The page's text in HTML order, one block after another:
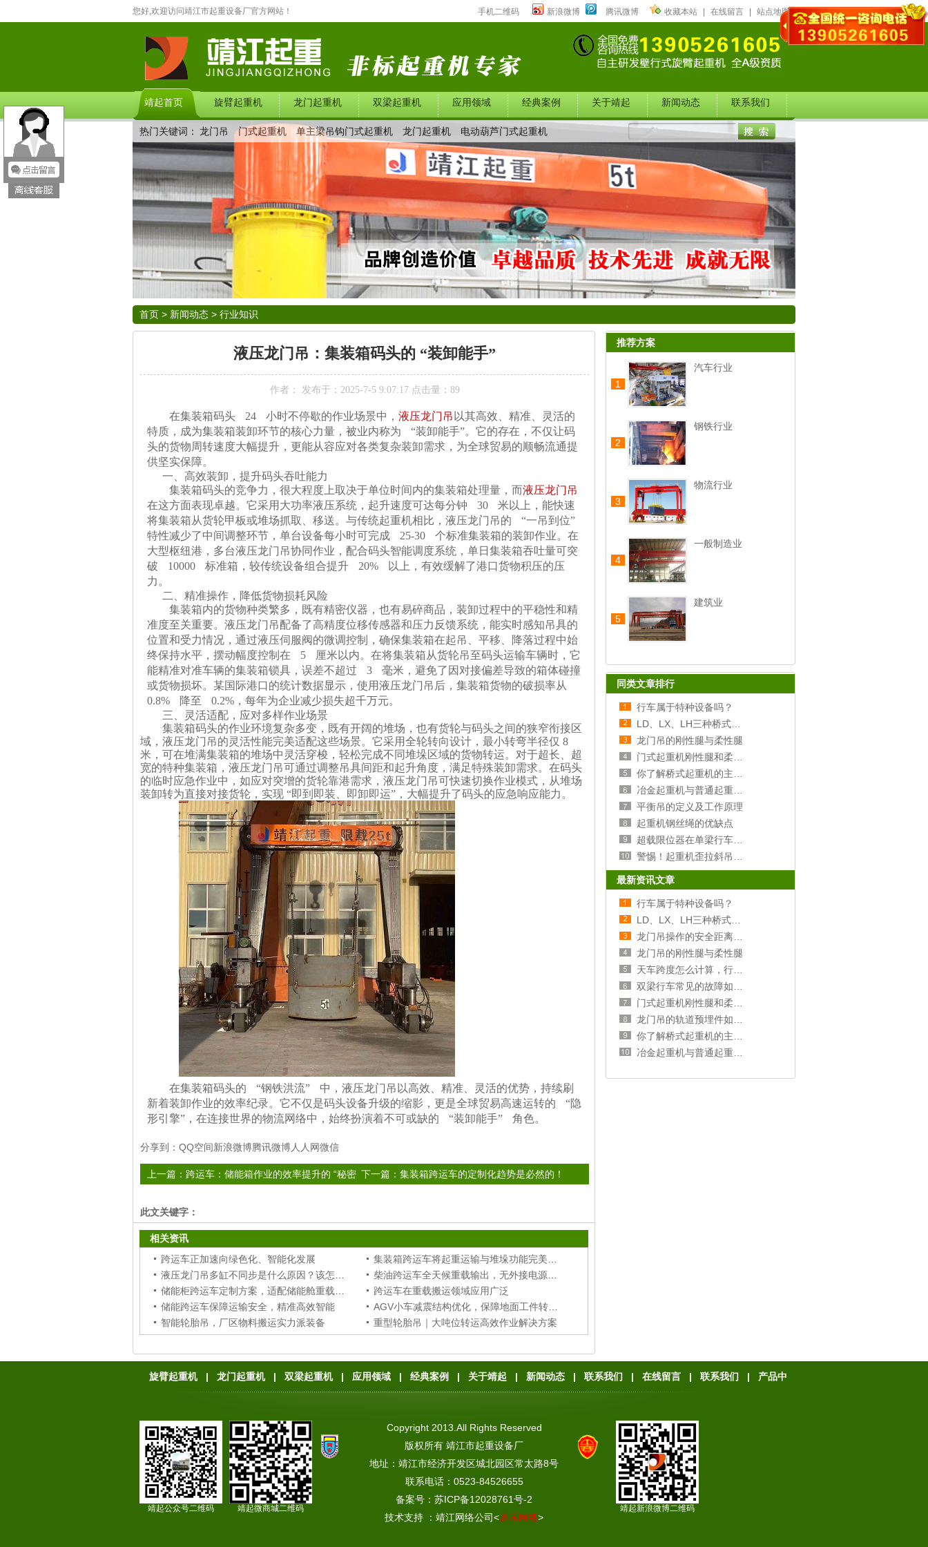
您好,欢迎访问靖江市起重设备厂官方网站！ 手机二维码 新浪微博 腾讯微博 收藏本站 在线留言 站点地图
靖起首页 旋臂起重机 龙门起重机 双梁起重机 应用领域 经典案例 关于靖起 新闻动态 联系我们
在线留言 联系我们 产品中心
热门关键词： 龙门吊 门式起重机 单主梁吊钩门式起重机 龙门起重机 电动葫芦门式起重机
首页 > 新闻动态 > 行业知识
液压龙门吊：集装箱码头的 “装卸能手”
作者： 发布于：2025-7-5 9:07:17 点击量： 89
在集装箱码头 24 小时不停歇的作业场景中， 液压龙门吊 以其高效、精准、灵活的
特质，成为集装箱装卸环节的核心力量，被业内称为 “装卸能手”。它的存在，不仅让码
头的货物周转速度大幅提升，更能从容应对各类复杂装卸需求，为全球贸易的顺畅流通提
供坚实保障。
一、高效装卸，提升码头吞吐能力
集装箱码头的竞争力，很大程度上取决于单位时间内的集装箱处理量，而液压龙门吊
在这方面表现卓越。它采用大功率液压系统，起升速度可达每分钟 30 米以上，能快速
将集装箱从货轮甲板或堆场抓取、移送。与传统起重机相比，液压龙门吊的 “一吊到位”
特性减少了中间调整环节，单台设备每小时可完成 25-30 个标准集装箱的装卸作业。在
大型枢纽港，多台液压龙门吊协同作业，配合码头智能调度系统，单日集装箱吞吐量可突
破 10000 标准箱，较传统设备组合提升 20% 以上，有效缓解了港口货物积压的压
力。
二、精准操作，降低货物损耗风险
集装箱内的货物种类繁多，既有精密仪器，也有易碎商品，装卸过程中的平稳性和精
准度至关重要。液压龙门吊配备了高精度位移传感器和压力反馈系统，能实时感知吊具的
位置和受力情况，通过液压伺服阀的微调控制，确保集装箱在起吊、平移、降落过程中始
终保持水平，摆动幅度控制在 5 厘米以内。在将集装箱从货轮吊至码头运输车辆时，它
能精准对准车辆的集装箱锁具，误差不超过 3 毫米，避免了因对接偏差导致的箱体碰撞
或货物损坏。某国际港口的统计数据显示，使用液压龙门吊后，集装箱货物的破损率从
0.8% 降至 0.2%，每年为企业减少损失超千万元。
三、灵活适配，应对多样作业场景
集装箱码头的作业环境复杂多变，既有开阔的堆场，也有货轮与码头之间的狭窄衔接区
域， 液压龙门吊的灵活性能完美适配这些场景。它采用全轮转向设计，最小转弯半径仅 8
米，可在堆满集装箱的堆场中灵活穿梭，轻松完成不同堆垛区域的货物转运。对于超长、超
宽的特种集装箱，液压龙门吊可通过调整吊具间距和起升角度，满足特殊装卸需求。在码头
的临时应急作业中，如应对突增的货轮靠港需求，液压龙门吊可快速切换作业模式，从堆场
装卸转为直接对接货轮，实现 “即到即装、即卸即运”，大幅提升了码头的应急响应能力。
在集装箱码头的
“钢铁洪流” 中，液压龙门吊以高效、精准、灵活的优势，持续刷
新着装卸作业的效率纪录。它不仅是码头设备升级的缩影，更是全球贸易高速运转的 “隐
形引擎”，在连接世界的物流网络中，始终扮演着不可或缺的 “装卸能手” 角色。
分享到： QQ空间新浪微博腾讯微博人人网微信
下一篇： 集装箱跨运车的定制化趋势是必然的！
上一篇： 跨运车：储能箱作业的效率提升的 “秘密
此文关键字：
相关资讯
跨运车正加速向绿色化、智能化发展
跨运车在重载搬运领域应用广泛
储能跨运车保障运输安全，精准高效智能
智能轮胎吊，厂区物料搬运实力派装备
重型轮胎吊｜大吨位转运高效作业解决方案
推荐方案
1
汽车行业
2
钢铁行业
3
物流行业
4
一般制造业
5
建筑业
同类文章排行
行车属于特种设备吗？
龙门吊的刚性腿与柔性腿
平衡吊的定义及工作原理
起重机钢丝绳的优缺点
最新资讯文章
行车属于特种设备吗？
龙门吊的刚性腿与柔性腿
旋臂起重机 | 龙门起重机 | 双梁起重机 | 应用领域 | 经典案例 | 关于靖起 | 新闻动态 | 联系我们 | 在线留言 | 联系我们 | 产品中
Copyright 2013.All Rights Reserved
版权所有 靖江市起重设备厂
地址：靖江市经济开发区城北园区常太路8号
联系电话：0523-84526655
备案号： 苏ICP备12028761号-2
技术支持 ： 靖江网络公司<鼎禾网络>
靖起公众号二维码 靖起微商城二维码 靖起新浪微博二维码